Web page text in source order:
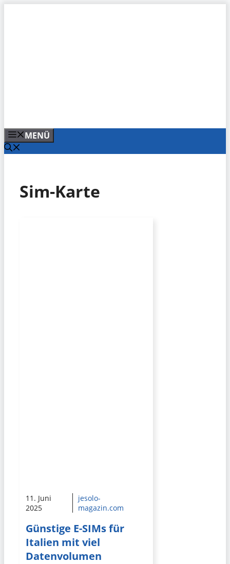
MENÜ
Sim-Karte
11. Juni
2025
jesolo-
magazin.com
Günstige E-SIMs für
Italien mit viel
Datenvolumen